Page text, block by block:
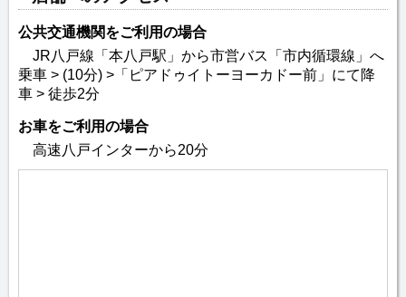
公共交通機関をご利用の場合
JR八戸線「本八戸駅」から市営バス「市内循環線」へ
乗車 > (10分) >「ピアドゥイトーヨーカドー前」にて降
車 > 徒歩2分
お車をご利用の場合
高速八戸インターから20分